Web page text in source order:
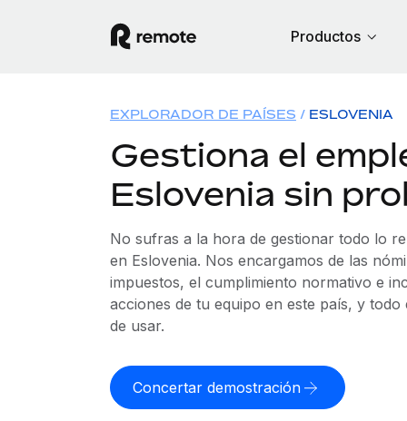
Productos
EXPLORADOR DE PAÍSES ESLOVENIA
Gestiona el
Eslovenia sin
No sufras a la hora de gestionar todo lo
en Eslovenia. Nos encargamos de las
impuestos, el cumplimiento normativo e
acciones de tu equipo en este país, y
de usar.
Concertar demostración